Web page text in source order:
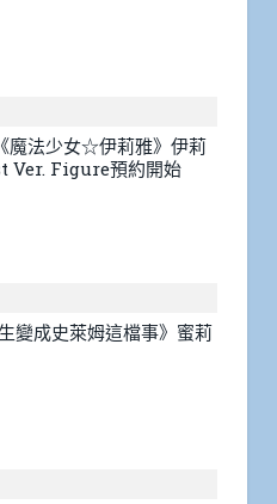
魔法少女☆伊莉雅》伊莉
Figure預約開始
變成史萊姆這檔事》蜜莉